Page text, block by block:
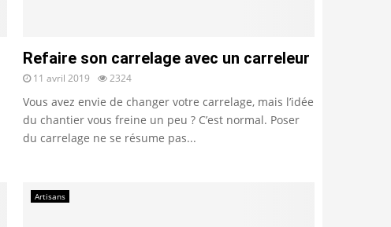
Refaire son carrelage avec un carreleur
11 avril 2019 2324
Vous avez envie de changer votre carrelage, mais l’idée
du chantier vous freine un peu ? C’est normal. Poser
du carrelage ne se résume pas...
Artisans